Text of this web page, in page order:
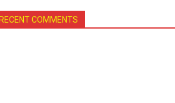
RECENT COMMENTS